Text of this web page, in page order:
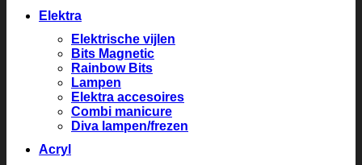
Elektra
Elektrische vijlen
Bits Magnetic
Rainbow Bits
Lampen
Elektra accesoires
Combi manicure
Diva lampen/frezen
Acryl